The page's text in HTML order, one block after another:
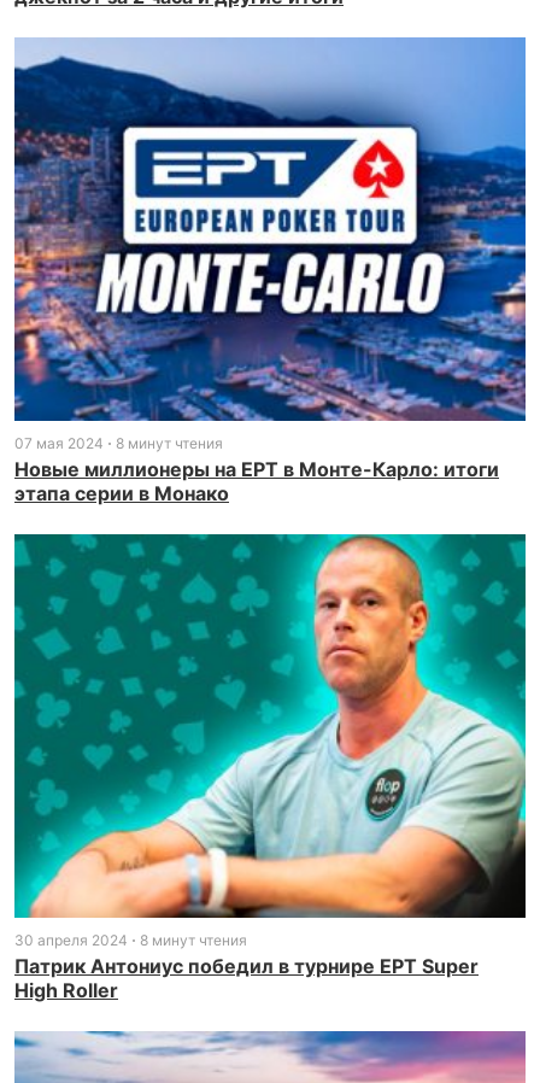
07 мая 2024 8 минут чтения
Новые миллионеры на EPT в Монте-Карло: итоги
этапа серии в Монако
30 апреля 2024 8 минут чтения
Патрик Антониус победил в турнире EPT Super
High Roller